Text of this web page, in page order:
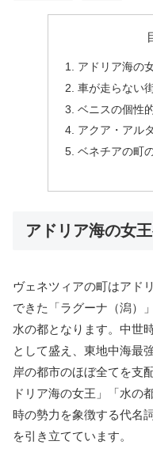
アドリア海の
車が走らない
ベニスの個性
アクア・アル
ベネチアの町
アドリア海の女
ヴェネツィアの町はアド
できた「ラグーナ（潟）
水の都となります。中世
として盛え、東地中海最
岸の都市のほぼ全てを支
ドリア海の女王」「水の
時の勢力を象徴する代名
を引き立てています。